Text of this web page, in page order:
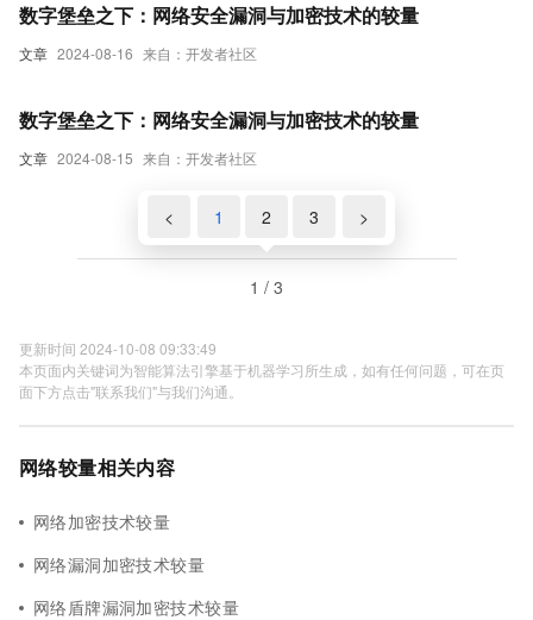
文章 2024-08-16 来自：开发者社区
数字堡垒之下：网络安全漏洞与加密技术的较量
文章 2024-08-15 来自：开发者社区
数字堡垒之下：网络安全漏洞与加密技术的较量
< 1 2 3 >
1 / 3
更新时间 2024-10-08 09:33:49
本页面内关键词为智能算法引擎基于机器学习所生成，如有任何问题，可在页
面下方点击"联系我们"与我们沟通。
网络较量相关内容
网络加密技术较量
网络漏洞加密技术较量
网络盾牌漏洞加密技术较量